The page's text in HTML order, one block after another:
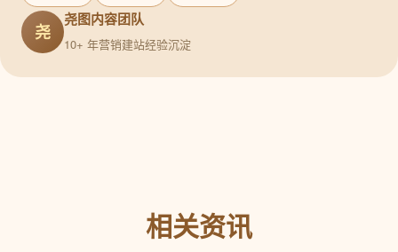
尧
尧图内容团队
10+ 年营销建站经验沉淀
相关资讯